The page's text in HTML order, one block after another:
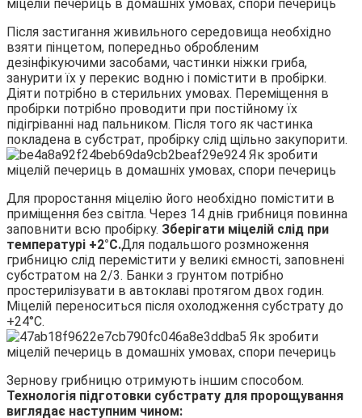
Після застигання живильного середовища необхідно
взяти пінцетом, попередньо обробленим
дезінфікуючими засобами, частинки ніжки гриба,
занурити їх у перекис водню і помістити в пробірки.
Діяти потрібно в стерильних умовах. Переміщення в
пробірки потрібно проводити при постійному їх
підігріванні над пальником. Після того як частинка
покладена в субстрат, пробірку слід щільно закупорити.
Для проростання міцелію його необхідно помістити в
приміщення без світла. Через 14 днів грибниця повинна
заповнити всю пробірку. Зберігати міцелій слід при
температурі +2°С.Для подальшого розмноження
грибницю слід перемістити у великі ємності, заповнені
субстратом на 2/3. Банки з грунтом потрібно
простерилізувати в автоклаві протягом двох годин.
Міцелій переноситься після охолодження субстрату до
+24°С.
Зернову грибницю отримують іншим способом.
Технологія підготовки субстрату для пророщування
виглядає наступним чином: